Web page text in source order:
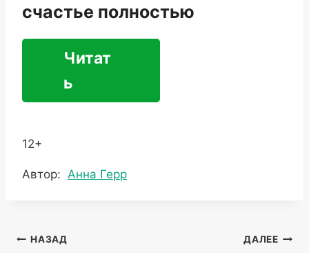
счастье полностью
Читат
ь
12+
Метки
Автор: Анна Герр
Навигация
НАЗАД ДАЛЕЕ